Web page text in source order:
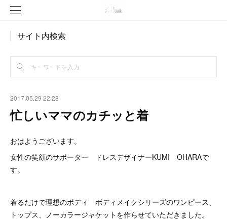
サイト内検索
2017.05.29 22:28
忙しいママのカチッと着
おはようございます。
女性の笑顔のサポーター ドレスデザイナーKUMI OHARAで
す。
着るだけで理想のボディ ボディメイクシリーズのワンピース、
トップス、ノーカラージャケットを作らせていただきました。